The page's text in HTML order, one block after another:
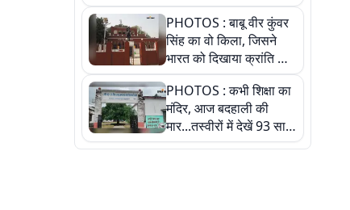
PHOTOS : बाबू वीर कुंवर
सिंह का वो किला, जिसने
भारत को दिखाया क्रांति का
रास्ता: तस्वीरों में देखिए
PHOTOS : कभी शिक्षा का
मंदिर, आज बदहाली की
मार...तस्वीरों में देखें 93 साल
पुराने इस हाई स्कूल की